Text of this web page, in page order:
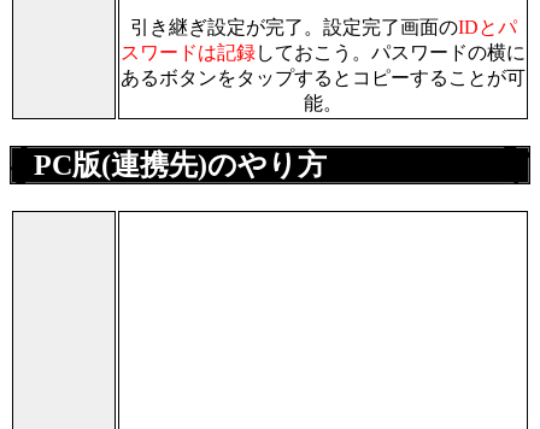
引き継ぎ設定が完了。設定完了画面のIDとパ
スワードは記録しておこう。パスワードの横に
あるボタンをタップするとコピーすることが可
能。
PC版(連携先)のやり方